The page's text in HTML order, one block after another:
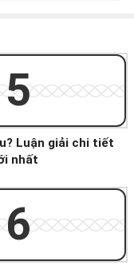
Luận giải chi tiết
nhất